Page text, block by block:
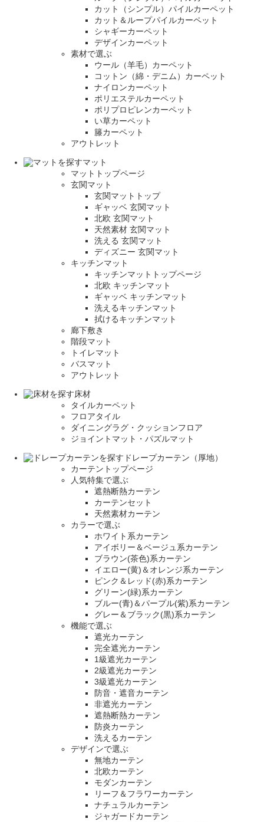
カット（シンプル）パイルカーペット
カット＆ループパイルカーペット
シャギーカーペット
デザインカーペット
素材で選ぶ
ウール（羊毛）カーペット
コットン（綿・デニム）カーペット
ナイロンカーペット
ポリエステルカーペット
ポリプロピレンカーペット
い草カーペット
籐カーペット
アウトレット
マット
マットトップページ
玄関マット
玄関マットトップ
ギャッベ 玄関マット
北欧 玄関マット
天然素材 玄関マット
洗える 玄関マット
ディズニー 玄関マット
キッチンマット
キッチンマットトップページ
北欧 キッチンマット
ギャッベ キッチンマット
洗えるキッチンマット
拭けるキッチンマット
廊下敷き
階段マット
トイレマット
バスマット
アウトレット
床材
タイルカーペット
フロアタイル
ダイニングラグ・クッションフロア
ジョイントマット・パズルマット
ドレープカーテン（厚地）
カーテントップページ
人気特集で選ぶ
遮熱断熱カーテン
カーテンセット
天然素材カーテン
カラーで選ぶ
ホワイト系カーテン
アイボリー＆ベージュ系カーテン
ブラウン(茶色)系カーテン
イエロー(黄)＆オレンジ系カーテン
ピンク＆レッド(赤)系カーテン
グリーン(緑)系カーテン
ブルー(青)＆パープル(紫)系カーテン
グレー＆ブラック(黒)系カーテン
機能で選ぶ
遮光カーテン
完全遮光カーテン
1級遮光カーテン
2級遮光カーテン
3級遮光カーテン
防音・遮音カーテン
非遮光カーテン
遮熱断熱カーテン
防炎カーテン
洗えるカーテン
デザインで選ぶ
無地カーテン
北欧カーテン
モダンカーテン
リーフ＆フラワーカーテン
ナチュラルカーテン
ジャガードカーテン